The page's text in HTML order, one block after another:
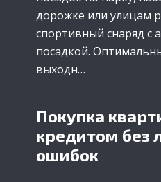
дорожке или улицам
спортивный снаряд с
посадкой.
выходн…
Покупка
кредитом без
ошибок